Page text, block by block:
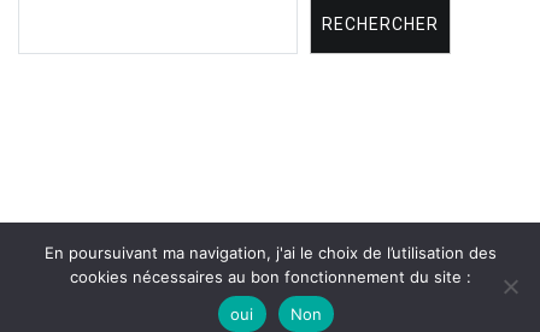
RECHERCHER
Copyright © 2021 Concertina Rencontres .
En poursuivant ma navigation, j'ai le choix de l’utilisation des
cookies nécessaires au bon fonctionnement du site :
oui
Non